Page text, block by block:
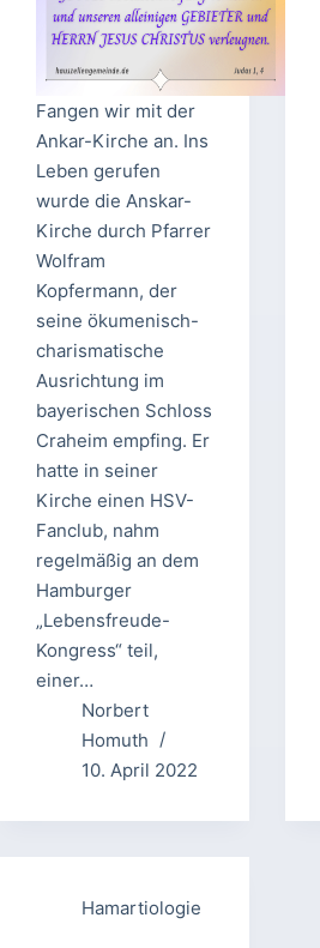
Fangen wir mit der
Ankar-Kirche an. Ins
Leben gerufen
wurde die Anskar-
Kirche durch Pfarrer
Wolfram
Kopfermann, der
seine ökumenisch-
charismatische
Ausrichtung im
bayerischen Schloss
Craheim empfing. Er
hatte in seiner
Kirche einen HSV-
Fanclub, nahm
regelmäßig an dem
Hamburger
„Lebensfreude-
Kongress“ teil,
einer…
Norbert
Homuth
10. April 2022
Hamartiologie